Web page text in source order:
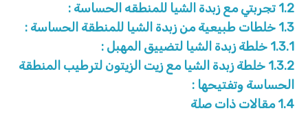
1.2 تجربتي مع زبدة الشيا للمنطقه الحساسة :
1.3 خلطات طبيعية من زبدة الشيا للمنطقة الحساسة :
1.3.1 خلطة زبدة الشيا لتضييق المهبل :
1.3.2 خلطة زبدة الشيا مع زيت الزيتون لترطيب المنطقة
الحساسة وتفتيحها :
1.4 مقالات ذات صلة